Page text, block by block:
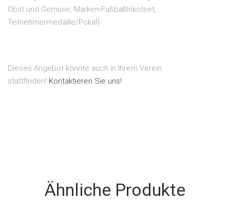
Obst und Gemüse, Marken-Fußballtrikotset,
Teilnehmermedaille/Pokal)
Dieses Angebot könnte auch in Ihrem Verein
stattfinden! Kontaktieren Sie uns!
Ähnliche Produkte